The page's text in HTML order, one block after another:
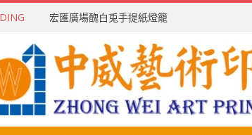
宏匯廣場醜白兎手提紙燈籠